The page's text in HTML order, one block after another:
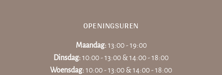
OPENINGSUREN
Maandag: 13:00 - 19:00
Dinsdag: 10:00 - 13:00 & 14:00 - 18:00
Woensdag: 10:00 - 13:00 & 14:00 - 18:00